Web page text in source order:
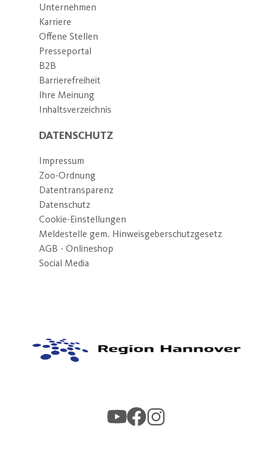
Unternehmen
Karriere
Offene Stellen
Presseportal
B2B
Barrierefreiheit
Ihre Meinung
Inhaltsverzeichnis
DATENSCHUTZ
Impressum
Zoo-Ordnung
Datentransparenz
Datenschutz
Cookie-Einstellungen
Meldestelle gem. Hinweisgeberschutzgesetz
AGB - Onlineshop
Social Media